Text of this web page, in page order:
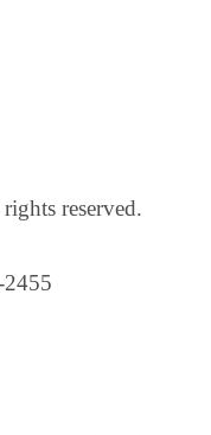
reserved.
2455